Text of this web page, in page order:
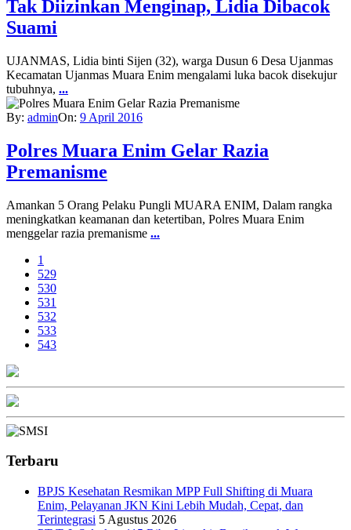
Tak Diizinkan Menginap, Lidia Dibacok
Suami
UJANMAS, Lidia binti Sijen (32), warga Dusun 6 Desa Ujanmas
Kecamatan Ujanmas Muara Enim mengalami luka bacok disekujur
tubuhnya, ...
By: adminOn: 9 April 2016
Polres Muara Enim Gelar Razia
Premanisme
Amankan 5 Orang Pelaku Pungli MUARA ENIM, Dalam rangka
meningkatkan keamanan dan ketertiban, Polres Muara Enim
menggelar razia premanisme ...
1
529
530
531
532
533
543
Terbaru
BPJS Kesehatan Resmikan MPP Full Shifting di Muara
Enim, Pelayanan JKN Kini Lebih Mudah, Cepat, dan
Terintegrasi 5 Agustus 2026